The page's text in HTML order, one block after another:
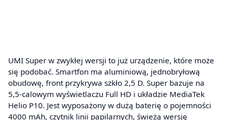
UMI Super w zwykłej wersji to już urządzenie, które może
się podobać. Smartfon ma aluminiową, jednobryłową
obudowę, front przykrywa szkło 2,5 D. Super bazuje na
5,5-calowym wyświetlaczu Full HD i układzie MediaTek
Helio P10. Jest wyposażony w dużą baterię o pojemności
4000 mAh, czytnik linii papilarnych, świeżą wersję